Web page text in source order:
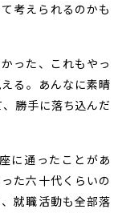
考えられるのかも
った、これもやっ
る。あんなに素晴
勝手に落ち込んだ
に通ったことがあ
た六十代くらいの
就職活動も全部落